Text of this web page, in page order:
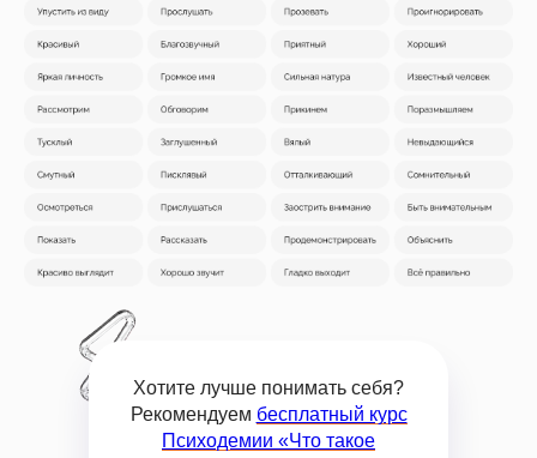
Хотите лучше понимать себя?
Рекомендуем бесплатный курс
Психодемии «Что такое
Скидки до конца мая
Успейте зафиксировать скидку